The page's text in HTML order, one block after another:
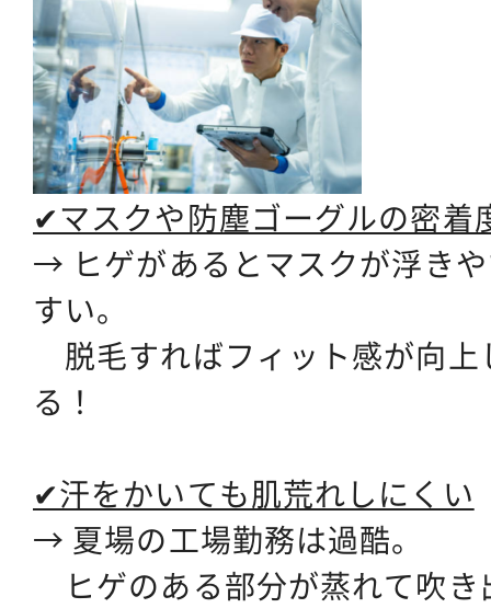
✔マスクや防塵ゴーグルの密
→ ヒゲがあるとマスクが浮き
すい。
脱毛すればフィット感が向上
る！
✔汗をかいても肌荒れしにくい
→ 夏場の工場勤務は過酷。
ヒゲのある部分が蒸れて吹き